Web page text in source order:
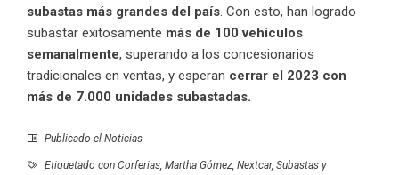
subastas más grandes del país. Con esto, han logrado
subastar exitosamente más de 100 vehículos
semanalmente, superando a los concesionarios
tradicionales en ventas, y esperan cerrar el 2023 con
más de 7.000 unidades subastadas.
Publicado el Noticias
Etiquetado con Corferias, Martha Gómez, Nextcar, Subastas y